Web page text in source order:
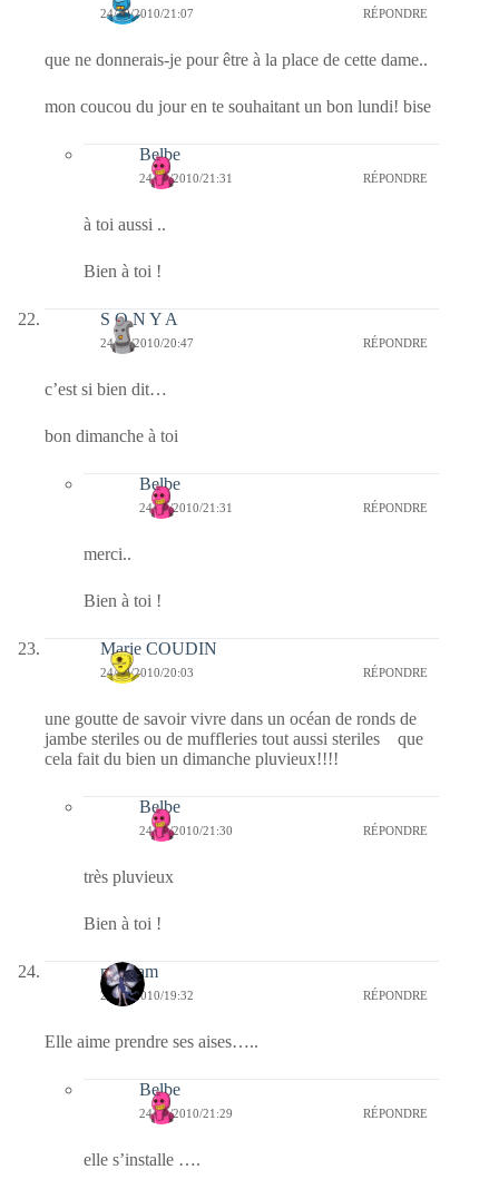
24/10/2010/21:07 RÉPONDRE
que ne donnerais-je pour être à la place de cette dame..
mon coucou du jour en te souhaitant un bon lundi! bise
Belbe
24/10/2010/21:31 RÉPONDRE
à toi aussi ..
Bien à toi !
S O N Y A
24/10/2010/20:47 RÉPONDRE
c’est si bien dit…
bon dimanche à toi
Belbe
24/10/2010/21:31 RÉPONDRE
merci..
Bien à toi !
Marie COUDIN
24/10/2010/20:03 RÉPONDRE
une goutte de savoir vivre dans un océan de ronds de
jambe steriles ou de muffleries tout aussi steriles que
cela fait du bien un dimanche pluvieux!!!!
Belbe
24/10/2010/21:30 RÉPONDRE
très pluvieux
Bien à toi !
magsam
24/10/2010/19:32 RÉPONDRE
Elle aime prendre ses aises…..
Belbe
24/10/2010/21:29 RÉPONDRE
elle s’installe ….